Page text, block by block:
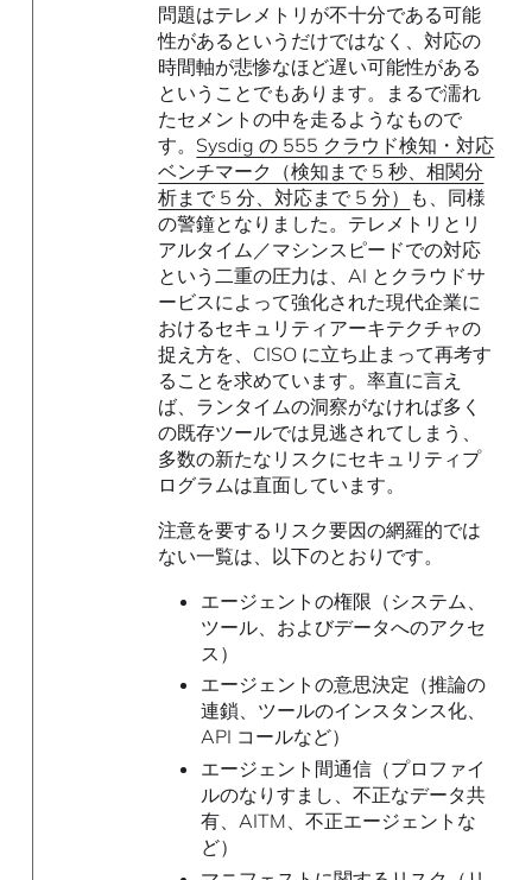
問題はテレメトリが不十分である可能
性があるというだけではなく、対応の
時間軸が悲惨なほど遅い可能性がある
ということでもあります。まるで濡れ
たセメントの中を走るようなもので
す。 Sysdig の 555 クラウド検知・対応
ベンチマーク（検知まで 5 秒、相関分
析まで 5 分、対応まで 5 分）
も、同様
の警鐘となりました。テレメトリとリ
アルタイム／マシンスピードでの対応
という二重の圧力は、AI とクラウドサ
ービスによって強化された現代企業に
おけるセキュリティアーキテクチャの
捉え方を、CISO に立ち止まって再考す
ることを求めています。率直に言え
ば、ランタイムの洞察がなければ多く
の既存ツールでは見逃されてしまう、
多数の新たなリスクにセキュリティプ
ログラムは直面しています。
注意を要するリスク要因の網羅的では
ない一覧は、以下のとおりです。
エージェントの権限（システム、
ツール、およびデータへのアクセ
ス）
エージェントの意思決定（推論の
連鎖、ツールのインスタンス化、
API コールなど）
エージェント間通信（プロファイ
ルのなりすまし、不正なデータ共
有、AITM、不正エージェントな
ど）